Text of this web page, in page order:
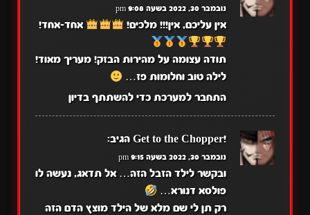
נובמבר 30, 2022 בשעה 9:08 pm
אין עליכם, אין!!! מלכים! אחד-אחד!
תודה עצומה על מהירות הבזק! מעריך מאוד!
לילה טוב וחלומות פז…
התחבר למערכת כדי להשתתף בדיון
!Get to the Chopper הגיב:
נובמבר 30, 2022 בשעה 9:15 pm
ובקשר לילד הזבל הזה… אל תדאג, נעשה לו
פולסא דנורא…
רק תן לי שם מלא של הילד מוצץ הדם הזה